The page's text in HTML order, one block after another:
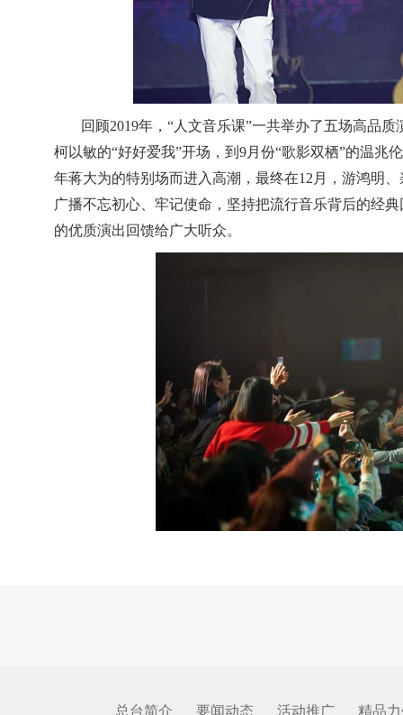
回顾2019年，“人文音乐课”一共举办了五场高品
柯以敏的“好好爱我”开场，到9月份“歌影双栖”的温兆
年蒋大为的特别场而进入高潮，最终在12月，游鸿明
广播不忘初心、牢记使命，坚持把流行音乐背后的经
的优质演出回馈给广大听众。
总台简介 要闻动态 活动推广 精品